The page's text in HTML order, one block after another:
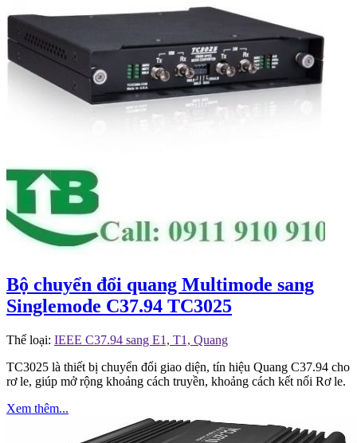
Bộ chuyển đổi quang Multimode sang
Singlemode C37.94 TC3025
Thể loại: IEEE C37.94 sang E1, T1, Quang
TC3025 là thiết bị chuyển đổi giao diện, tín hiệu Quang C37.94 cho
rơ le, giúp mở rộng khoảng cách truyền, khoảng cách kết nối Rơ le.
Xem thêm...